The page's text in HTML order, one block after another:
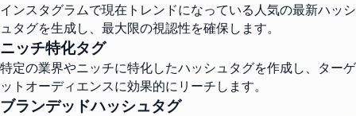
インスタグラムで現在トレンドになっている人気の最新ハッシ
ュタグを生成し、最大限の視認性を確保します。
ニッチ特化タグ
特定の業界やニッチに特化したハッシュタグを作成し、ターゲ
ットオーディエンスに効果的にリーチします。
ブランデッドハッシュタグ